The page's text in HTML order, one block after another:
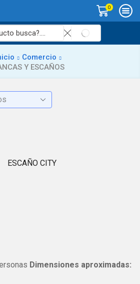
0
SEARCH
Comercio
Y ESCAÑOS
Dimensiones aproximadas: